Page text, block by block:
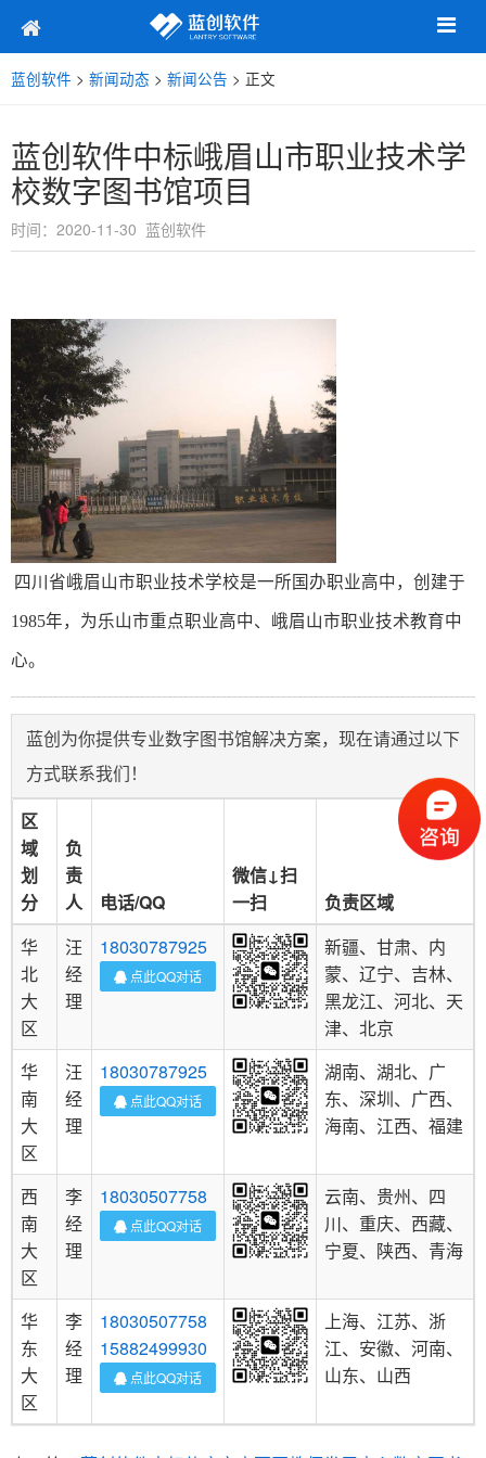
蓝创软件 > 新闻动态 > 新闻公告 > 正文
蓝创软件中标峨眉山市职业技术学
校数字图书馆项目
时间：2020-11-30 蓝创软件
四川省峨眉山市职业技术学校是一所国办职业高中，创建于
1985年，为乐山市重点职业高中、峨眉山市职业技术教育中
心。
蓝创为你提供专业数字图书馆解决方案，现在请通过以下
方式联系我们！
区
域
划
分
负
责
人
电话/QQ
微信↓扫
一扫
负责区域
华
北
大
区
汪
经
理
18030787925
点此QQ对话
新疆、甘肃、内
蒙、辽宁、吉林、
黑龙江、河北、天
津、北京
华
南
大
区
汪
经
理
18030787925
点此QQ对话
湖南、湖北、广
东、深圳、广西、
海南、江西、福建
西
南
大
区
李
经
理
18030507758
点此QQ对话
云南、贵州、四
川、重庆、西藏、
宁夏、陕西、青海
华
东
大
区
李
经
理
18030507758
15882499930
点此QQ对话
上海、江苏、浙
江、安徽、河南、
山东、山西